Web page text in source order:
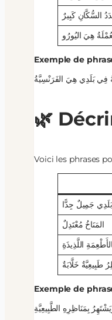
السُّكَّانِ كَبِيرٌ
هِيَ اليُورُو
Exemple de
🌿
Voici les phrases
بَلَدِي جَمِيلٌ جِدًّا
المَنَاخُ مُعْتَدِلٌ
اللَّذِيذَةِ
طَبِيعِيَّةٌ خَلَّابَةٌ
Exemple de